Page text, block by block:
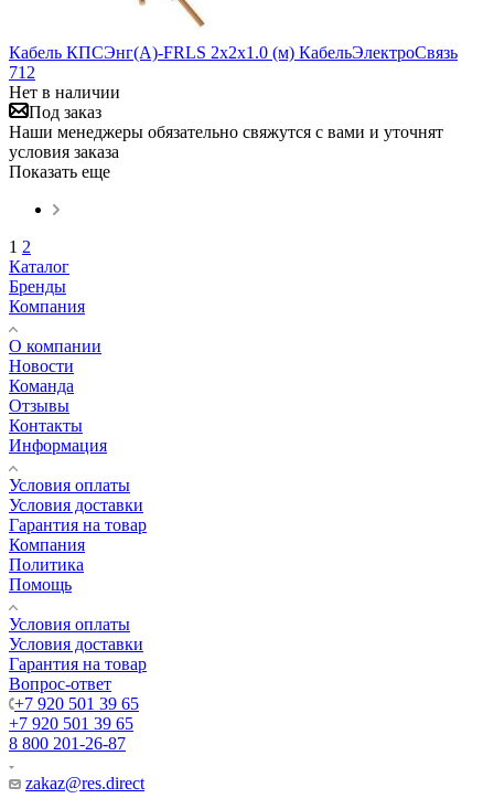
Кабель КПСЭнг(А)-FRLS 2х2х1.0 (м) КабельЭлектроСвязь
712
Нет в наличии
Под заказ
Наши менеджеры обязательно свяжутся с вами и уточнят
условия заказа
Показать еще
1 2
Каталог
Бренды
Компания
О компании
Новости
Команда
Отзывы
Контакты
Информация
Условия оплаты
Условия доставки
Гарантия на товар
Компания
Политика
Помощь
Условия оплаты
Условия доставки
Гарантия на товар
Вопрос-ответ
+7 920 501 39 65
+7 920 501 39 65
8 800 201-26-87
zakaz@res.direct